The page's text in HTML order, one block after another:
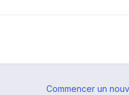
Commencer un